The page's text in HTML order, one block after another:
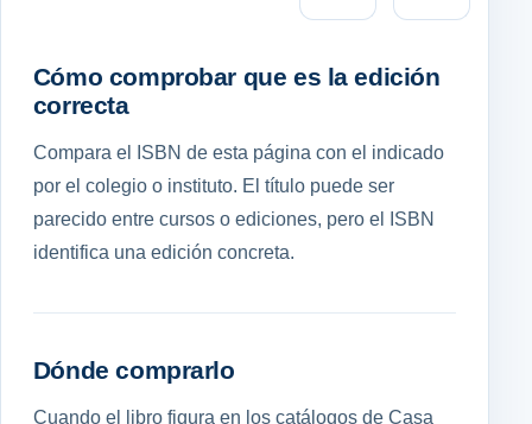
Cómo comprobar que es la edición
correcta
Compara el ISBN de esta página con el indicado
por el colegio o instituto. El título puede ser
parecido entre cursos o ediciones, pero el ISBN
identifica una edición concreta.
Dónde comprarlo
Cuando el libro figura en los catálogos de Casa